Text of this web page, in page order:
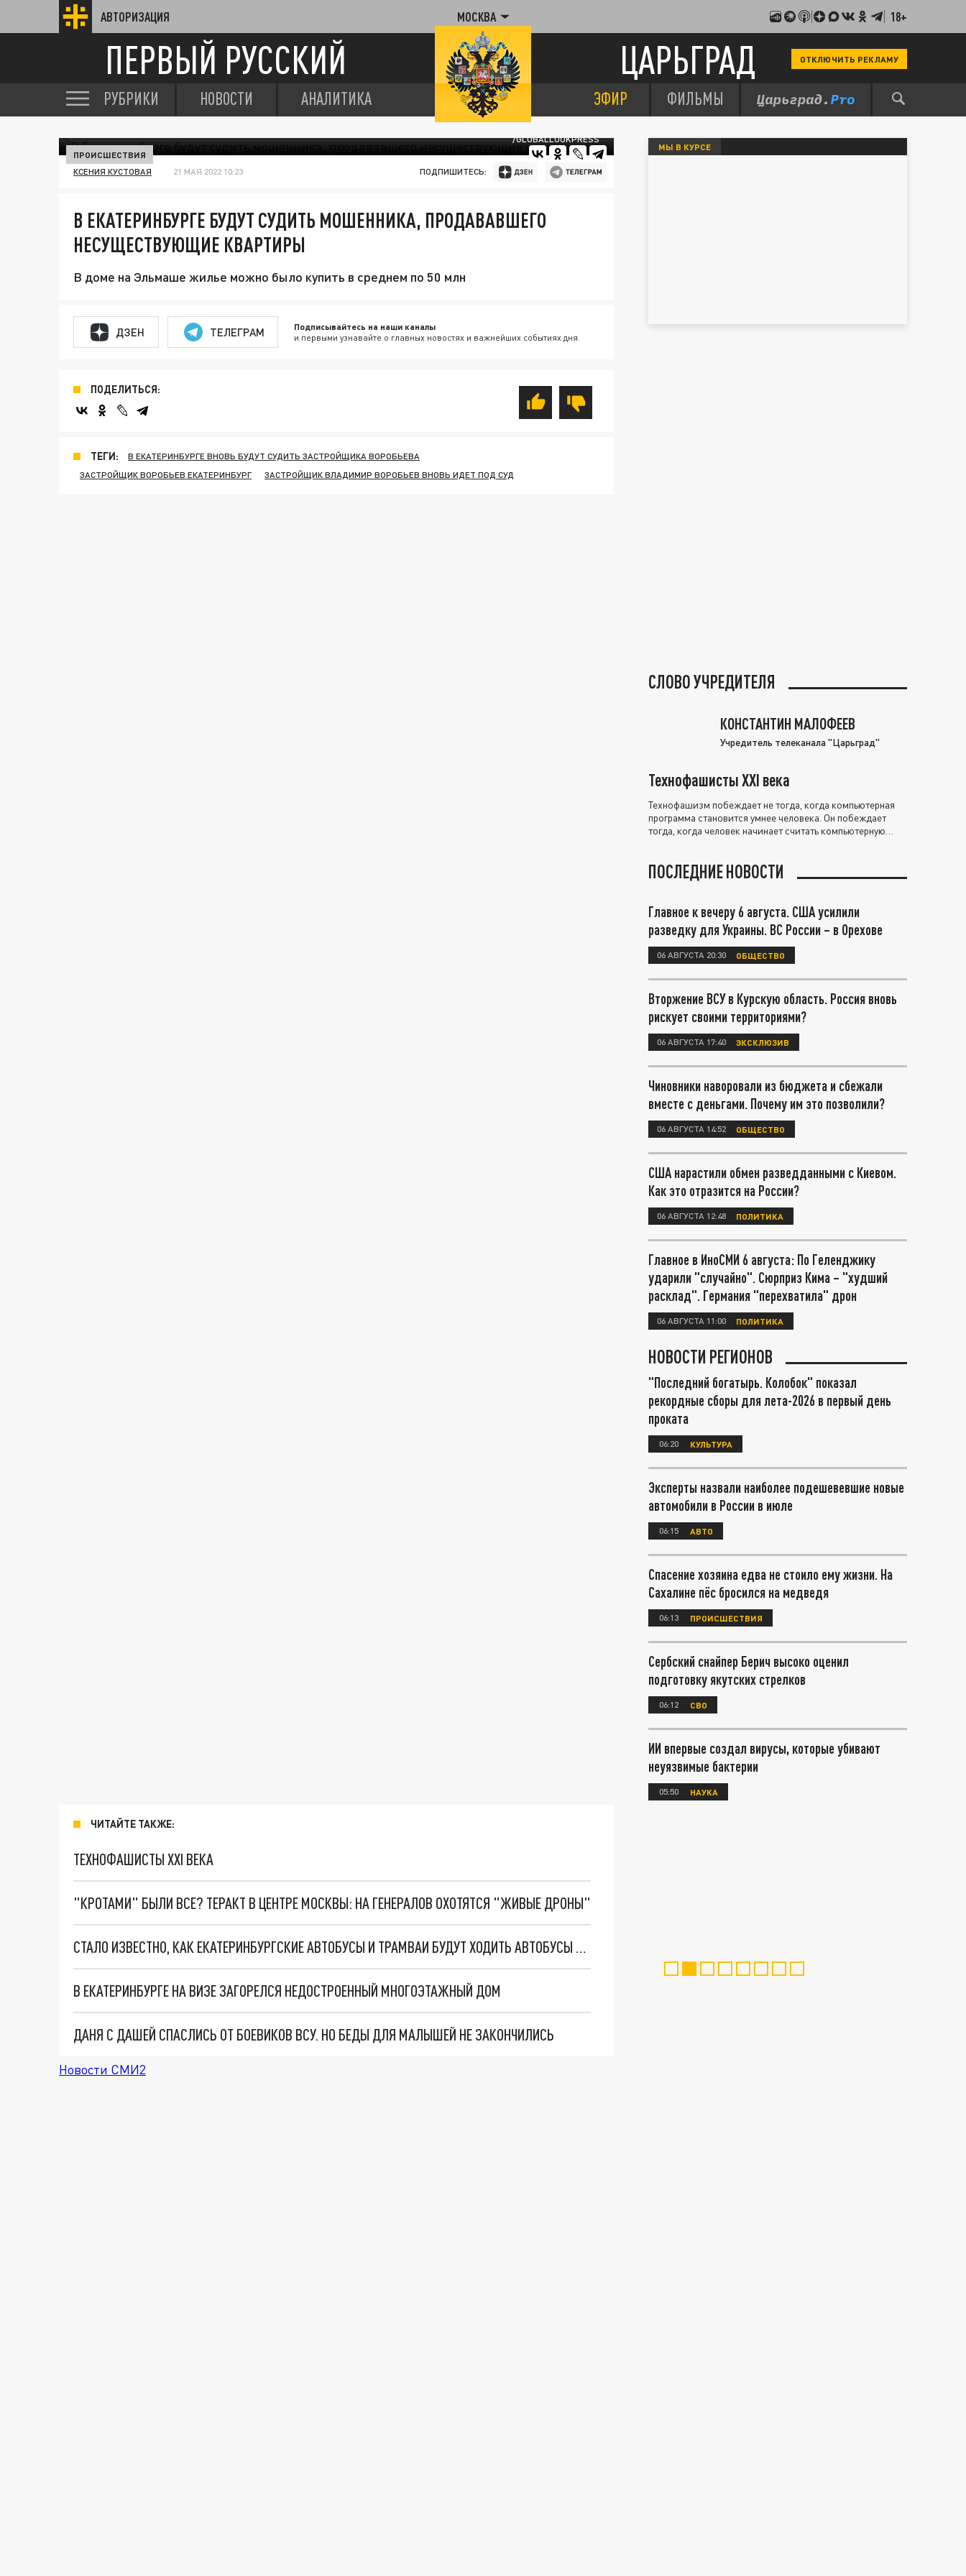
АВТОРИЗАЦИЯ МОСКВА 18+
ПЕРВЫЙ РУССКИЙ ЦАРЬГРАД ОТКЛЮЧИТЬ РЕКЛАМУ
РУБРИКИ НОВОСТИ АНАЛИТИКА ЭФИР ФИЛЬМЫ
/GLOBALLOOKPRESS
ПРОИСШЕСТВИЯ
КСЕНИЯ КУСТОВАЯ 21 МАЯ 2022 10:23 ПОДПИШИТЕСЬ:
В ЕКАТЕРИНБУРГЕ БУДУТ СУДИТЬ МОШЕННИКА, ПРОДАВАВШЕГО
НЕСУЩЕСТВУЮЩИЕ КВАРТИРЫ
В доме на Эльмаше жилье можно было купить в среднем по 50 млн
ДЗЕН ТЕЛЕГРАМ Подписывайтесь на наши каналы
и первыми узнавайте о главных новостях и важнейших событиях дня.
ПОДЕЛИТЬСЯ:
ТЕГИ:
В ЕКАТЕРИНБУРГЕ ВНОВЬ БУДУТ СУДИТЬ ЗАСТРОЙЩИКА ВОРОБЬЕВА
ЗАСТРОЙЩИК ВОРОБЬЕВ ЕКАТЕРИНБУРГ
ЗАСТРОЙЩИК ВЛАДИМИР ВОРОБЬЕВ ВНОВЬ ИДЕТ ПОД СУД
ЧИТАЙТЕ ТАКЖЕ:
ТЕХНОФАШИСТЫ XXI ВЕКА
"КРОТАМИ" БЫЛИ ВСЕ? ТЕРАКТ В ЦЕНТРЕ МОСКВЫ: НА ГЕНЕРАЛОВ ОХОТЯТСЯ "ЖИВЫЕ ДРОНЫ"
СТАЛО ИЗВЕСТНО, КАК ЕКАТЕРИНБУРГСКИЕ АВТОБУСЫ И ТРАМВАИ БУДУТ ХОДИТЬ АВТОБУСЫ В НОЧЬ МУЗЕЕВ
В ЕКАТЕРИНБУРГЕ НА ВИЗЕ ЗАГОРЕЛСЯ НЕДОСТРОЕННЫЙ МНОГОЭТАЖНЫЙ ДОМ
ДАНЯ С ДАШЕЙ СПАСЛИСЬ ОТ БОЕВИКОВ ВСУ. НО БЕДЫ ДЛЯ МАЛЫШЕЙ НЕ ЗАКОНЧИЛИСЬ
Новости СМИ2
МЫ В КУРСЕ
СЛОВО УЧРЕДИТЕЛЯ
КОНСТАНТИН МАЛОФЕЕВ
Учредитель телеканала "Царьград"
Технофашисты XXI века
Технофашизм побеждает не тогда, когда компьютерная
программа становится умнее человека. Он побеждает
тогда, когда человек начинает считать компьютерную
ПОСЛЕДНИЕ НОВОСТИ
Главное к вечеру 6 августа. США усилили
разведку для Украины. ВС России – в Орехове
06 АВГУСТА 20:30 ОБЩЕСТВО
Вторжение ВСУ в Курскую область. Россия вновь
рискует своими территориями?
06 АВГУСТА 17:40 ЭКСКЛЮЗИВ
Чиновники наворовали из бюджета и сбежали
вместе с деньгами. Почему им это позволили?
06 АВГУСТА 14:52 ОБЩЕСТВО
США нарастили обмен разведданными с Киевом.
Как это отразится на России?
06 АВГУСТА 12:48 ПОЛИТИКА
Главное в ИноСМИ 6 августа: По Геленджику
ударили "случайно". Сюрприз Кима – "худший
расклад". Германия "перехватила" дрон
06 АВГУСТА 11:00 ПОЛИТИКА
НОВОСТИ РЕГИОНОВ
"Последний богатырь. Колобок" показал
рекордные сборы для лета-2026 в первый день
проката
06:20 КУЛЬТУРА
Эксперты назвали наиболее подешевевшие новые
автомобили в России в июле
06:15 АВТО
Спасение хозяина едва не стоило ему жизни. На
Сахалине пёс бросился на медведя
06:13 ПРОИСШЕСТВИЯ
Сербский снайпер Берич высоко оценил
подготовку якутских стрелков
06:12 СВО
ИИ впервые создал вирусы, которые убивают
неуязвимые бактерии
05:50 НАУКА